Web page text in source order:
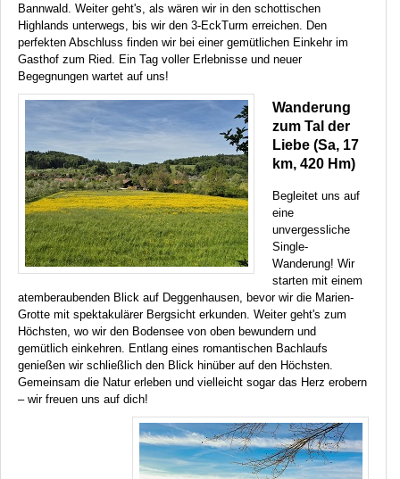
Bannwald. Weiter geht's, als wären wir in den schottischen
Highlands unterwegs, bis wir den 3-EckTurm erreichen. Den
perfekten Abschluss finden wir bei einer gemütlichen Einkehr im
Gasthof zum Ried. Ein Tag voller Erlebnisse und neuer
Begegnungen wartet auf uns!
Wanderung
zum Tal der
Liebe (Sa, 17
km, 420 Hm)
Begleitet uns auf
eine
unvergessliche
Single-
Wanderung! Wir
starten mit einem
atemberaubenden Blick auf Deggenhausen, bevor wir die Marien-
Grotte mit spektakulärer Bergsicht erkunden. Weiter geht's zum
Höchsten, wo wir den Bodensee von oben bewundern und
gemütlich einkehren. Entlang eines romantischen Bachlaufs
genießen wir schließlich den Blick hinüber auf den Höchsten.
Gemeinsam die Natur erleben und vielleicht sogar das Herz erobern
– wir freuen uns auf dich!